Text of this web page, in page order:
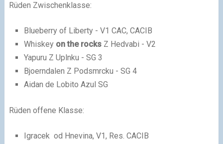
Rüden Zwischenklasse:
Blueberry of Liberty - V1 CAC, CACIB
Whiskey on the rocksZ Hedvabi - V2
Yapuru Z Uplnku - SG 3
Bjoerndalen Z Podsmrcku - SG 4
Aidan de Lobito Azul SG
Rüden offene Klasse:
Igracek od Hnevina, V1, Res. CACIB